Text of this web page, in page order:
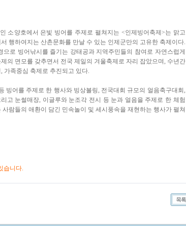
소양호에서 은빛 빙어를 주제로 펼쳐지는 <인제빙어축제>는 맑고
행하여지는 산촌문화를 만날 수 있는 인제군만의 고유한 축제이다.
로 빙어낚시를 즐기는 강태공과 지역주민들의 참여로 자연스럽게
의 면모를 갖추면서 전국 제일의 겨울축제로 자리 잡았으며, 수년간
가족중심 축제로 추진되고 있다.
빙어를 주제로 한 행사와 빙상볼링, 전국대회 규모의 얼음축구대회,
고 눈썰매장, 이글루와 눈조각 전시 등 눈과 얼음을 주제로 한 체험
람들의 애환이 담긴 민속놀이 및 세시풍속을 재현하는 행사가 펼쳐
습니다.